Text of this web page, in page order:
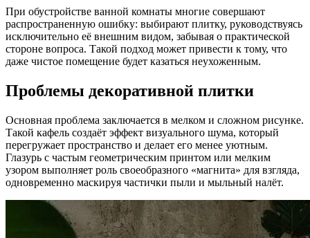
При обустройстве ванной комнаты многие совершают
распространенную ошибку: выбирают плитку, руководствуясь
исключительно её внешним видом, забывая о практической
стороне вопроса. Такой подход может привести к тому, что
даже чистое помещение будет казаться неухоженным.
Проблемы декоративной плитки
Основная проблема заключается в мелком и сложном рисунке.
Такой кафель создаёт эффект визуального шума, который
перегружает пространство и делает его менее уютным.
Глазурь с частым геометрическим принтом или мелким
узором выполняет роль своеобразного «магнита» для взгляда,
одновременно маскируя частички пыли и мыльный налёт.